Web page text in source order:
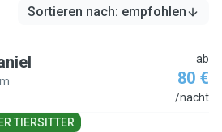
Sortieren nach: empfohlen
ab
80 €
/nacht
TIERSITTER